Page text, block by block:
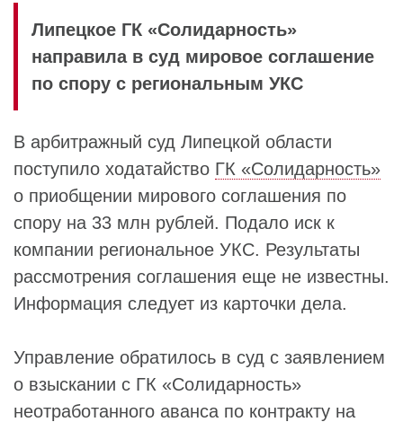
Липецкое ГК «Солидарность»
направила в суд мировое соглашение
по спору с региональным УКС
В арбитражный суд Липецкой области
поступило ходатайство ГК «Солидарность»
о приобщении мирового соглашения по
спору на 33 млн рублей. Подало иск к
компании региональное УКС. Результаты
рассмотрения соглашения еще не известны.
Информация следует из карточки дела.
Управление обратилось в суд с заявлением
о взыскании с ГК «Солидарность»
неотработанного аванса по контракту на